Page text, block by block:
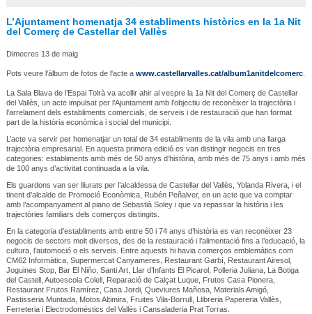
L’Ajuntament homenatja 34 establiments històrics en la 1a Nit
del Comerç de Castellar del Vallès
Dimecres 13 de maig
Pots veure l'àlbum de fotos de l'acte a www.castellarvalles.cat/album1anitdelcomerc.
La Sala Blava de l’Espai Tolrà va acollir ahir al vespre la 1a Nit del Comerç de Castellar
del Vallès, un acte impulsat per l’Ajuntament amb l’objectiu de reconèixer la trajectòria i
l’arrelament dels establiments comercials, de serveis i de restauració que han format
part de la història econòmica i social del municipi.
L’acte va servir per homenatjar un total de 34 establiments de la vila amb una llarga
trajectòria empresarial. En aquesta primera edició es van distingir negocis en tres
categories: establiments amb més de 50 anys d’història, amb més de 75 anys i amb més
de 100 anys d’activitat continuada a la vila.
Els guardons van ser lliurats per l’alcaldessa de Castellar del Vallès, Yolanda Rivera, i el
tinent d’alcalde de Promoció Econòmica, Rubén Peñalver, en un acte que va comptar
amb l’acompanyament al piano de Sebastià Soley i que va repassar la història i les
trajectòries familiars dels comerços distingits.
En la categoria d’establiments amb entre 50 i 74 anys d’història es van reconèixer 23
negocis de sectors molt diversos, des de la restauració i l’alimentació fins a l’educació, la
cultura, l’automoció o els serveis. Entre aquests hi havia comerços emblemàtics com
CM62 Informàtica, Supermercat Canyameres, Restaurant Garbí, Restaurant Airesol,
Joguines Stop, Bar El Niño, Santi Art, Llar d’Infants El Picarol, Polleria Juliana, La Botiga
del Castell, Autoescola Colell, Reparació de Calçat Luque, Frutos Casa Pionera,
Restaurant Frutos Ramírez, Casa Jordi, Queviures Mañosa, Materials Amigó,
Pastisseria Muntada, Motos Altimira, Fruites Vila-Borrull, Llibreria Papereria Vallès,
Ferreteria i Electrodomèstics del Vallès i Cansaladeria Prat Torras.